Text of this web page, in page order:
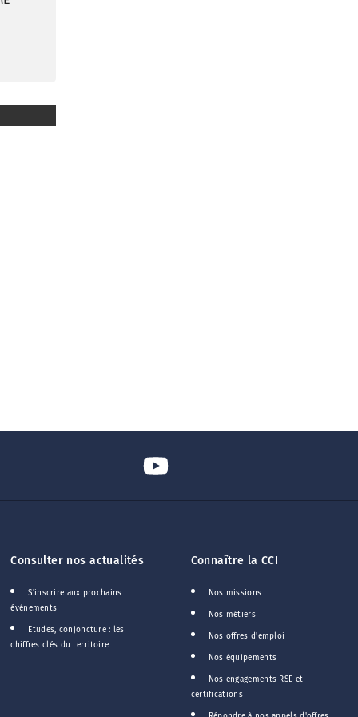
Consulter nos actualités
S'inscrire aux prochains
événements
Etudes, conjoncture : les
chiffres clés du territoire
Connaître la CCI
Nos missions
Nos métiers
Nos offres d'emploi
Nos équipements
Nos engagements RSE et
certifications